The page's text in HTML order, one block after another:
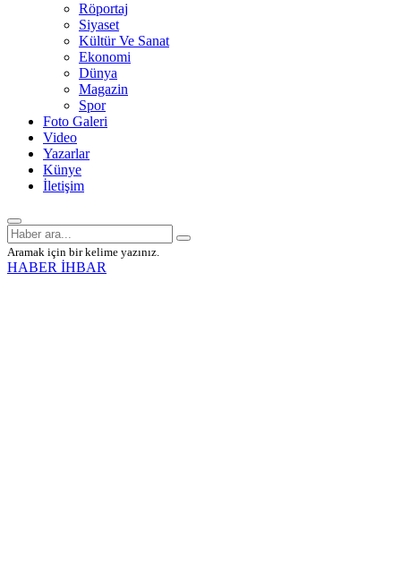
Röportaj
Siyaset
Kültür Ve Sanat
Ekonomi
Dünya
Magazin
Spor
Foto Galeri
Video
Yazarlar
Künye
İletişim
Aramak için bir kelime yazınız.
HABER İHBAR